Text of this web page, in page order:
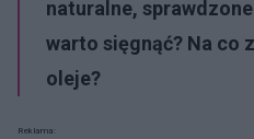
naturalne,
warto sięgnąć? Na co
oleje?
Reklama: